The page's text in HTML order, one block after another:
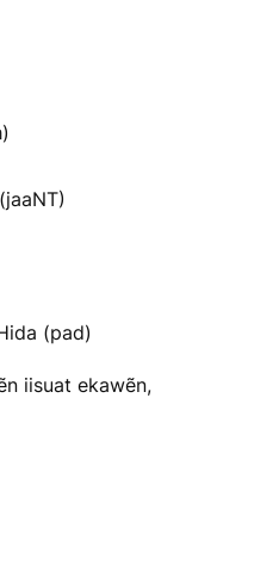
(pad)
iisuat ekawẽn,